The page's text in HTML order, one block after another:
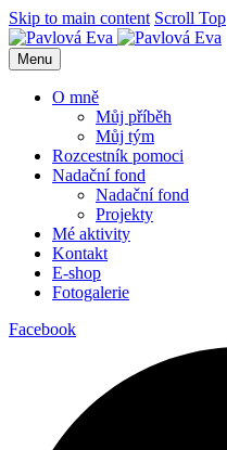
Skip to main content Scroll Top
Menu
O mně
Můj příběh
Můj tým
Rozcestník pomoci
Nadační fond
Nadační fond
Projekty
Mé aktivity
Kontakt
E-shop
Fotogalerie
Facebook